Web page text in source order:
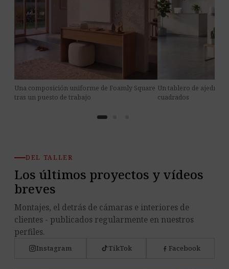
Una composición uniforme de Foamly Square
tras un puesto de trabajo
Un tablero de ajedrez
cuadrados
DEL TALLER
Los últimos proyectos y vídeos
breves
Montajes, el detrás de cámaras e interiores de
clientes - publicados regularmente en nuestros
perfiles.
Instagram TikTok Facebook